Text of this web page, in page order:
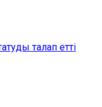
талап етті